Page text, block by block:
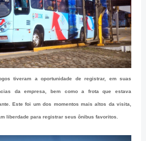
tiveram a oportunidade de registrar, em suas
da empresa, bem como a frota que estava
Este foi um dos momentos mais altos da visita,
liberdade para registrar seus ônibus favoritos.